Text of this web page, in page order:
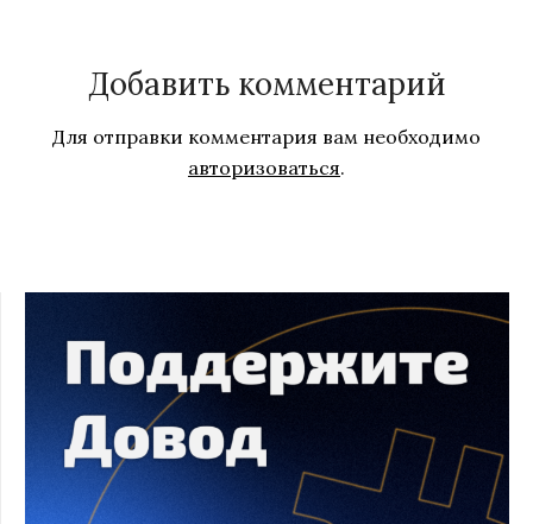
Добавить комментарий
Для отправки комментария вам необходимо
авторизоваться.